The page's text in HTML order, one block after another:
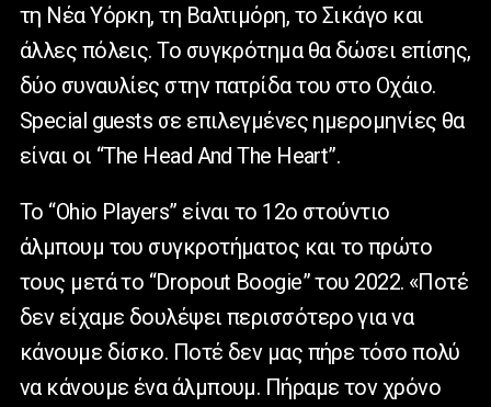
τη Νέα Υόρκη, τη Βαλτιμόρη, το Σικάγο και
άλλες πόλεις. Το συγκρότημα θα δώσει επίσης,
δύο συναυλίες στην πατρίδα του στο Οχάιο.
Special guests σε επιλεγμένες ημερομηνίες θα
είναι οι “The Head And The Heart”.
Το “Ohio Players” είναι το 12ο στούντιο
άλμπουμ του συγκροτήματος και το πρώτο
τους μετά το “Dropout Boogie” του 2022. «Ποτέ
δεν είχαμε δουλέψει περισσότερο για να
κάνουμε δίσκο. Ποτέ δεν μας πήρε τόσο πολύ
να κάνουμε ένα άλμπουμ. Πήραμε τον χρόνο